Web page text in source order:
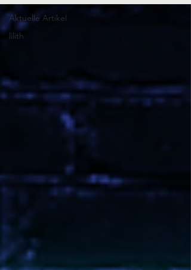
Aktuelle Artikel
lilith